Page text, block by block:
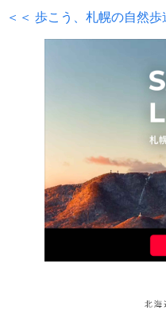
＜＜ 歩こう、札幌の自然